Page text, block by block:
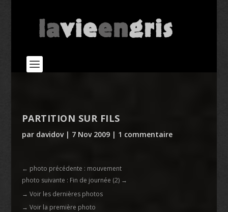
PARTITION SUR FILS
par davidov| 7 Nov 2009| 1 commentaire
← photo précédente : mouvement
photo suivante : Fin de journée (2)→
→ Voir les dernières photos
→ Voir la première photo